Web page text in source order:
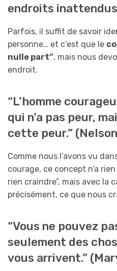
endroits
Parfois, il suffit de savoir
personne… et c’est que le
nulle part”, mais nous
endroit.
“L’homme
qui n’a pas peur,
cette peur.”
Comme nous l’avons vu
courage, ce concept n’a
rien craindre”, mais avec la
précisément, ce que nous
“Vous ne pouvez
seulement des
vous arrivent.”